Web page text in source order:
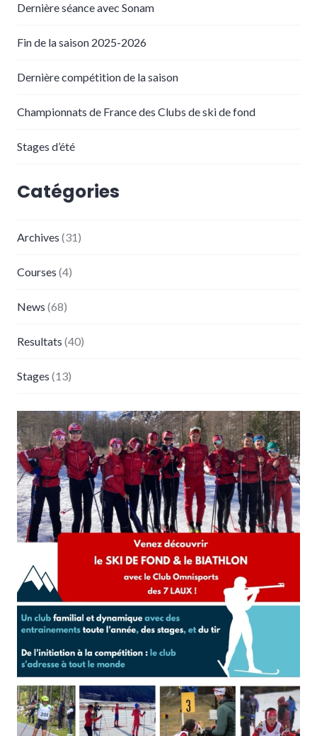
Dernière séance avec Sonam
Fin de la saison 2025-2026
Dernière compétition de la saison
Championnats de France des Clubs de ski de fond
Stages d’été
Catégories
Archives (31)
Courses (4)
News (68)
Resultats (40)
Stages (13)